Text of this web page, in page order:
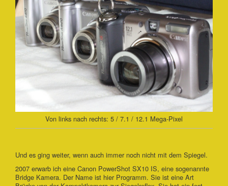
Von links nach rechts: 5 / 7.1 / 12.1 Mega-Pixel
Und es ging weiter, wenn auch immer noch nicht mit dem Spiegel.
2007 erwarb ich eine Canon PowerShot SX10 IS, eine sogenannte
Bridge Kamera. Der Name ist hier Programm. Sie ist eine Art